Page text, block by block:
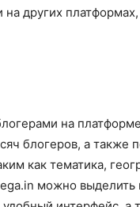
других
на
блогеров, а также
как тематика,
можно выделить